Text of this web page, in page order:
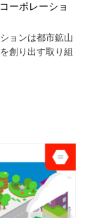
ーポレーショ
ョンは都市鉱山
創り出す取り組